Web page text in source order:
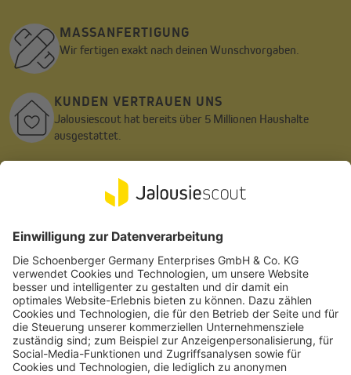
MASSANFERTIGUNG
Wir fertigen exakt nach deinen Wunschvorgaben.
KUNDEN VERTRAUEN UNS
Jalousiescout hat bereits über 5 Millionen Haushalte
ausgestattet.
Wir fertigen in höchster Qualität zu fairen Preisen - seit
ZERTIFIZIERTER KÄUFERSCHUTZ
Einfach sicher bestellen. Profitiere vom umfassenden
Käuferschutz.